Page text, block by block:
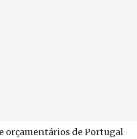
orçamentários de Portugal